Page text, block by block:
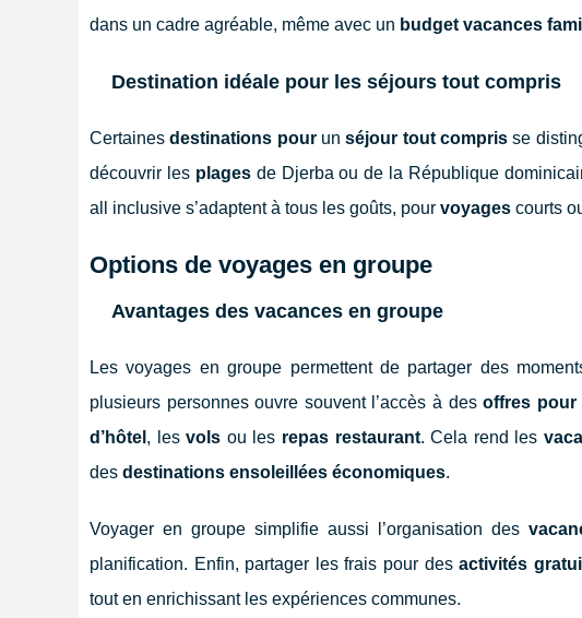
dans un cadre agréable, même avec un budget vacances
Destination idéale pour les séjours tout compris
Certainesdestinations pourunséjour tout compris se
découvrir les plagesde Djerba ou de la République
all inclusive s’adaptent à tous les goûts, pour voyages courts
Options de voyages en groupe
Avantages des vacances en groupe
Les voyages en groupe permettent de partager des
plusieurs personnes ouvre souvent l’accès à desoffres pour
d’hôtel , lesvols ou les repas restaurant. Cela rend les
des destinations ensoleillées économiques.
Voyager en groupe simplifie aussi l’organisation des
planification. Enfin, partager les frais pour desactivités
tout en enrichissant les expériences communes.